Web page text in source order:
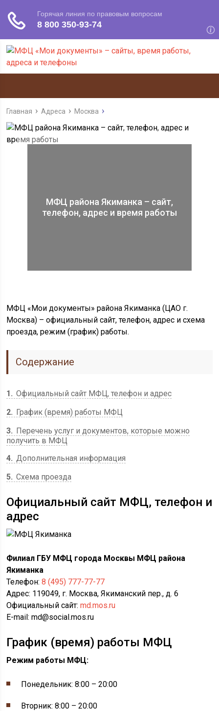
Главная Адреса Москва
МФЦ района Якиманка – сайт,
телефон, адрес и время работы
МФЦ «Мои документы» района Якиманка (ЦАО г.
Москва) – официальный сайт, телефон, адрес и схема
проезда, режим (график) работы.
Содержание
1
Официальный сайт МФЦ, телефон и адрес
2
График (время) работы МФЦ
3
Перечень услуг и документов, которые можно
получить в МФЦ
4 Дополнительная информация
5 Схема проезда
Официальный сайт МФЦ, телефон и
адрес
Филиал ГБУ МФЦ города Москвы МФЦ района
Якиманка
Телефон:8 (495) 777-77-77
Адрес: 119049, г. Москва, Якиманский пер., д. 6
Официальный сайт:md.mos.ru
E-mail: md@social.mos.ru
График (время) работы МФЦ
Режим работы МФЦ:
Понедельник: 8:00 – 20:00
Вторник: 8:00 – 20:00